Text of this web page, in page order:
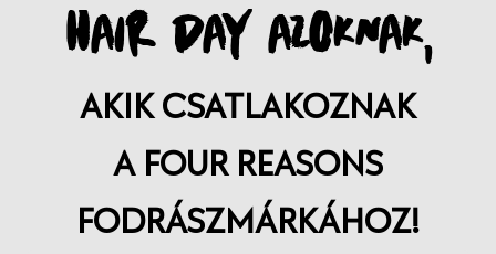
HAIR DAY AZOKNAK,
AKIK CSATLAKOZNAK
A FOUR REASONS
FODRÁSZMÁRKÁHOZ!